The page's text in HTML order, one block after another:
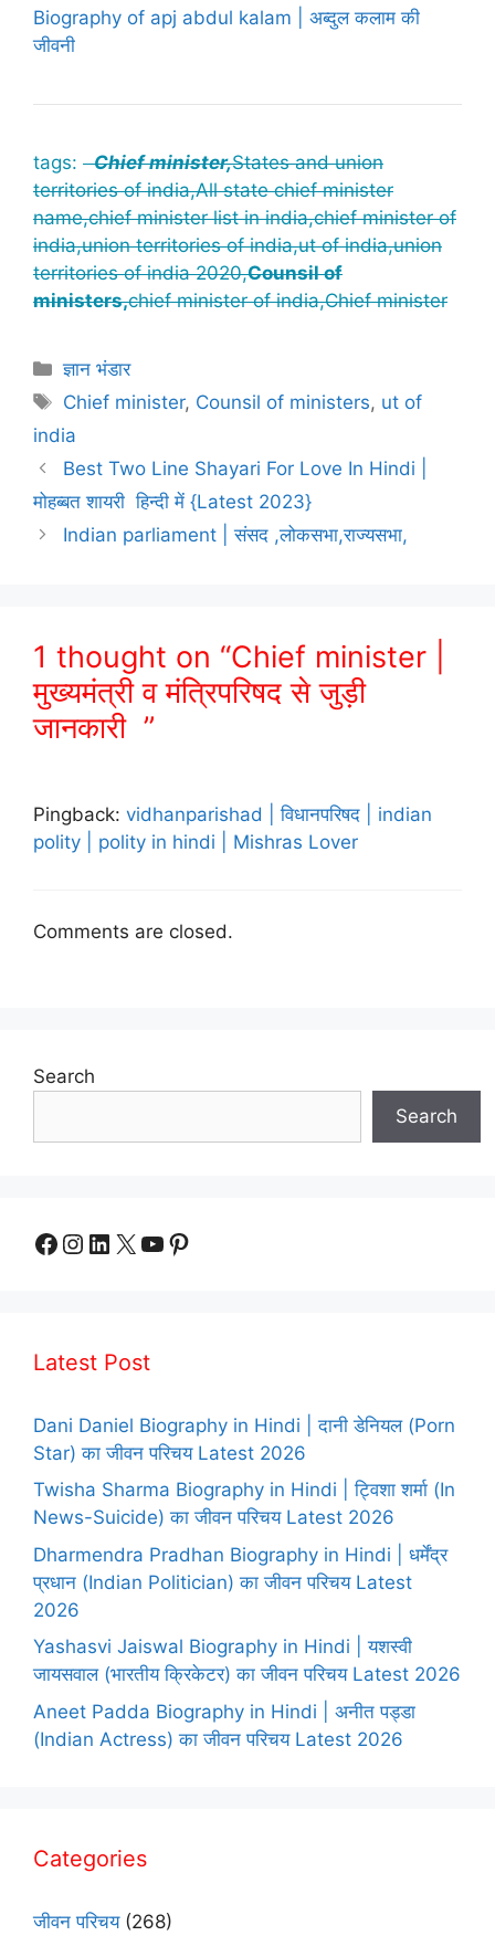
Biography of apj abdul kalam | अब्दुल कलाम की
जीवनी
tags: Chief minister,States and union
territories of india,All state chief minister
name,chief minister list in india,chief minister of
india,union territories of india,ut of india,union
territories of india 2020,Counsil of
ministers,chief minister of india,Chief minister
Categories
ज्ञान भंडार
Tags
Chief minister, Counsil of ministers, ut of
india
Best Two Line Shayari For Love In Hindi |
मोहब्बत शायरी हिन्दी में {Latest 2023}
Indian parliament | संसद ,लोकसभा,राज्यसभा,
1 thought on “Chief minister |
मुख्यमंत्री व मंत्रिपरिषद से जुड़ी
जानकारी ”
Pingback: vidhanparishad | विधानपरिषद | indian
polity | polity in hindi | Mishras Lover
Comments are closed.
Search
Search
Facebook
Instagram
LinkedIn
X YouTube
Pinterest
Latest Post
Dani Daniel Biography in Hindi | दानी डेनियल (Porn
Star) का जीवन परिचय Latest 2026
Twisha Sharma Biography in Hindi | ट्विशा शर्मा (In
News-Suicide) का जीवन परिचय Latest 2026
Dharmendra Pradhan Biography in Hindi | धर्मेंद्र
प्रधान (Indian Politician) का जीवन परिचय Latest
2026
Yashasvi Jaiswal Biography in Hindi | यशस्वी
जायसवाल (भारतीय क्रिकेटर) का जीवन परिचय Latest 2026
Aneet Padda Biography in Hindi | अनीत पड्डा
(Indian Actress) का जीवन परिचय Latest 2026
Categories
जीवन परिचय(268)